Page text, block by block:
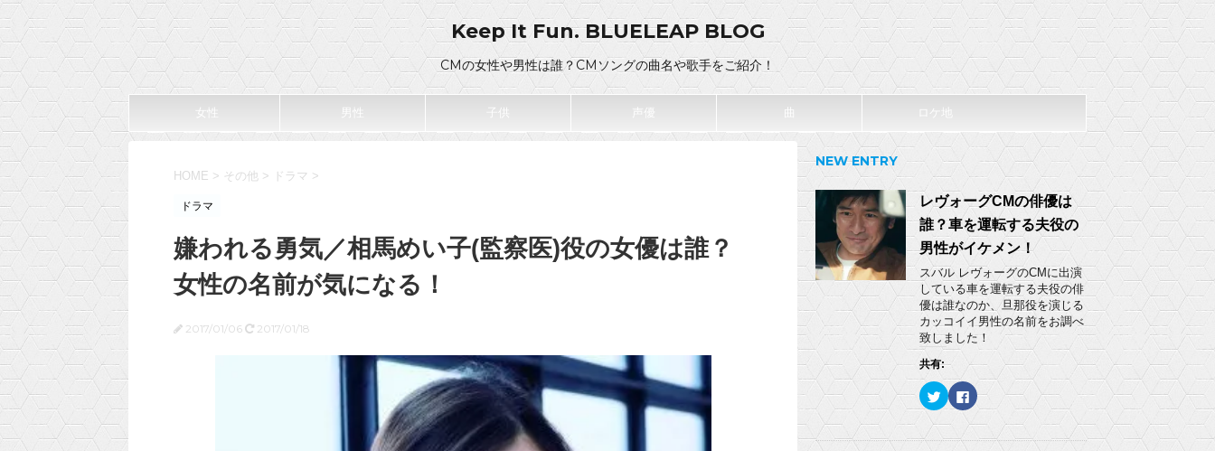
Keep It Fun. BLUELEAP BLOG
CMの女性や男性は誰？CMソングの曲名や歌手をご紹介！
女性 男性 子供 声優 曲 ロケ地
HOME > その他 > ドラマ >
ドラマ
嫌われる勇気／相馬めい子(監察医)役の女優は誰？
女性の名前が気になる！
2017/01/06 2017/01/18
NEW ENTRY
レヴォーグCMの俳優は
誰？車を運転する夫役の
男性がイケメン！
スバル レヴォーグのCMに出演
している車を運転する夫役の俳
優は誰なのか、旦那役を演じる
カッコイイ男性の名前をお調べ
致しました！
共有:
ク
リ
ク
し
F
a
e